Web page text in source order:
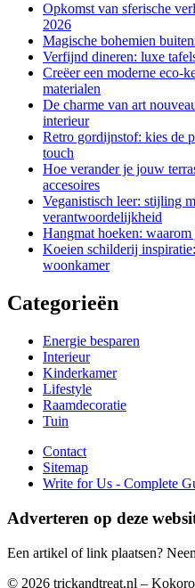
Opkomst van sferische
2026
Magische bohemien
Verfijnd dineren: luxe
Creëer een moderne eco-
materialen
De charme van art
interieur
Retro gordijnstof: kies de
touch
Hoe verander je jouw
accesoires
Veganistisch leer: stijling
verantwoordelijkheid
Hangmat hoeken:
Koeien schilderij
woonkamer
Categorieën
Energie besparen
Interieur
Kinderkamer
Lifestyle
Raamdecoratie
Tuin
Contact
Sitemap
Write for Us - Complete
Adverteren op deze
Een artikel of link plaatsen?
© 2026 trickandtreat.nl –